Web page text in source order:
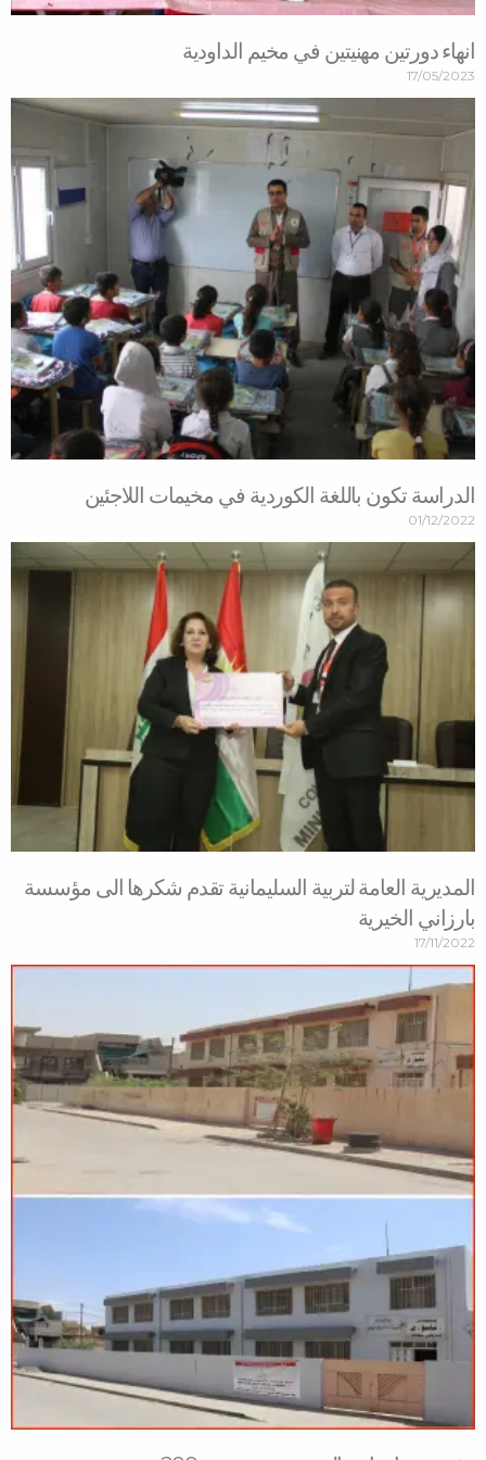
انهاء دورتين مهنيتين في مخيم الداودية
17/05/2023
الدراسة تكون باللغة الكوردية في مخيمات اللاجئين
01/12/2022
المديرية العامة لتربية السليمانية تقدم شكرها الى مؤسسة
بارزاني الخيرية
17/11/2022